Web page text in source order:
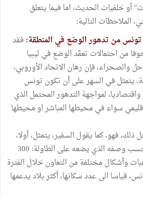
أو خلفيات الحديث، اما فيما يتعلق
الملاحظات التالية:
فقد
من احتمالات تعقّد الوضع في ليبيا
والصحراء، فإن رهان الاتحاد الأوروبي،
يتمثل في السهر على أن تكون تونس
لمواجهة التدهور المحتمل الذي
سواء في محيطها المباشر او محيطها
ذلك، فهو، كما يقول السفير، يتمثل، أولا،
في ذلك "المبلغ الضخم" حسب وصفه الذي يضعه على الطاولة: 300
وأشكال مختلفة من التعاون خلال الفترة
تونس، قياسا الى عدد سكانها، أكثر بلاد يدعمها